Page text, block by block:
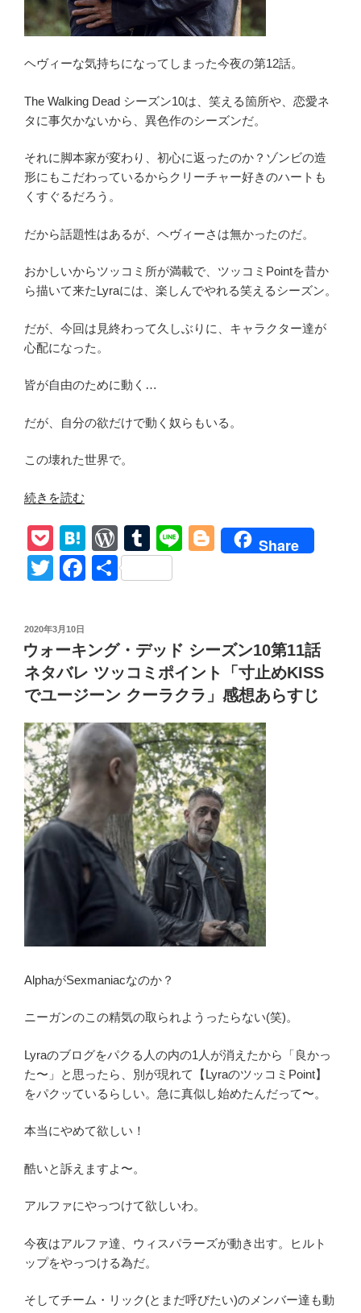
“人
間
終
ら
せ
ッ
コ
ミ
ン
ト
to
Final
あ
す
の
ヘヴィーな気持ちになってしまった今夜の第12話。
The Walking Dead シーズン10は、笑える箇所や、恋愛ネ
タに事欠かないから、異色作のシーズンだ。
それに脚本家が変わり、初心に返ったのか？ゾンビの造
形にもこだわっているからクリーチャー好きのハートも
くすぐるだろう。
だから話題性はあるが、ヘヴィーさは無かったのだ。
おかしいからツッコミ所が満載で、ツッコミPointを昔か
ら描いて来たLyraには、楽しんでやれる笑えるシーズン。
だが、今回は見終わって久しぶりに、キャラクター達が
心配になった。
皆が自由のために動く…
だが、自分の欲だけで動く奴らもいる。
この壊れた世界で。
“ウ
ー
キ
ン
ッ
ド
シ
ー
ン
10
第
12
話
ネ
タ
バ
ッ
ポ
ン
多
重
人
キ
ロ
と
ル
フ
の
続きを読む
P
o
ck
H
at
e
a
W
or
d
e
ss
T
u
m
r
Li
Bl
er
Share
T
tt
er
F
e
b
o
o
k
共
投
稿
日:
2020年3月10日
ウォーキング・デッド シーズン10第11話
ネタバレ ツッコミポイント「寸止めKISS
でユージーン クーラクラ」感想あらすじ
AlphaがSexmaniacなのか？
ニーガンのこの精気の取られようったらない(笑)。
Lyraのブログをパクる人の内の1人が消えたから「良かっ
た〜」と思ったら、別が現れて【LyraのツッコミPoint】
をパクッているらしい。急に真似し始めたんだって〜。
本当にやめて欲しい！
酷いと訴えますよ〜。
アルファにやっつけて欲しいわ。
今夜はアルファ達、ウィスパラーズが動き出す。ヒルト
ップをやっつける為だ。
そしてチーム・リック(とまだ呼びたい)のメンバー達も動